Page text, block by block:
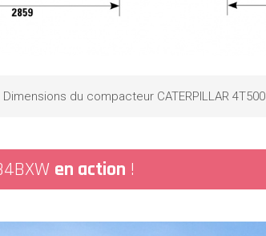
Dimensions du compacteur CATERPILLAR 4T500
en action !